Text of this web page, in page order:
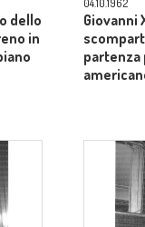
dello
in
04.10.1962
Giovanni
partenza